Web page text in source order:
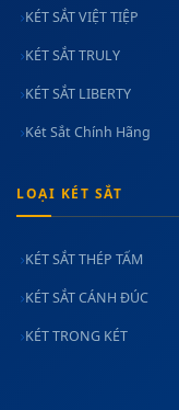
KÉT SẮT VIỆT TIỆP
KÉT SẮT TRULY
KÉT SẮT LIBERTY
Két Sắt Chính Hãng
LOẠI KÉT SẮT
KÉT SẮT THÉP TẤM
KÉT SẮT CÁNH ĐÚC
KÉT TRONG KÉT